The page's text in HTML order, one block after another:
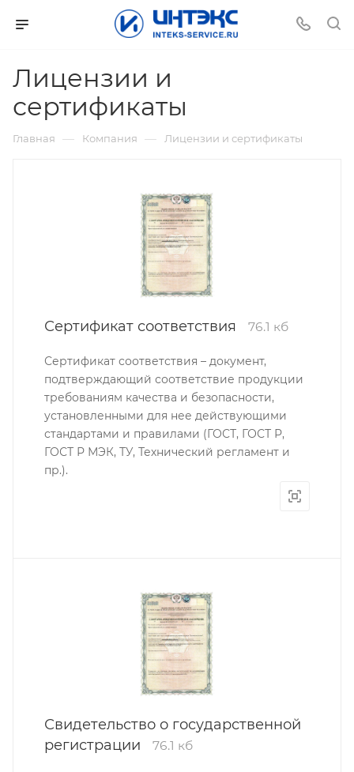
Лицензии и
сертификаты
Главная — Компания — Лицензии и сертификаты
Сертификат соответствия 76.1 кб
Сертификат соответствия – документ,
подтверждающий соответствие продукции
требованиям качества и безопасности,
установленными для нее действующими
стандартами и правилами (ГОСТ, ГОСТ Р,
ГОСТ Р МЭК, ТУ, Технический регламент и
пр.).
Свидетельство о государственной
регистрации
76.1 кб